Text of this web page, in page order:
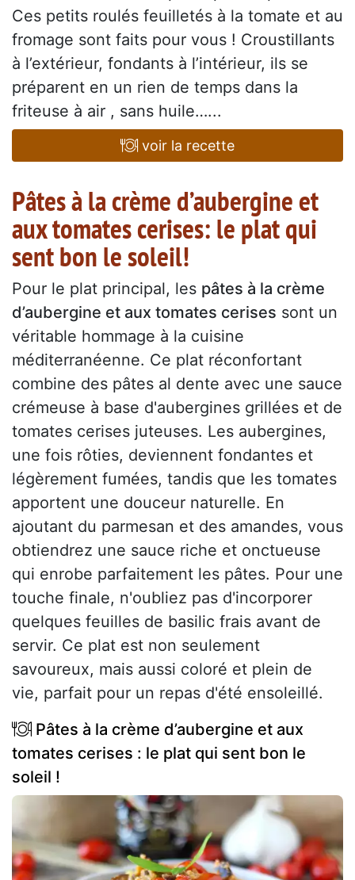
Ces petits roulés feuilletés à la tomate et au
fromage sont faits pour vous ! Croustillants
à l’extérieur, fondants à l’intérieur, ils se
préparent en un rien de temps dans la
friteuse à air , sans huile…...
voir la recette
Pâtes à la crème d’aubergine et
aux tomates cerises: le plat qui
sent bon le soleil!
Pour le plat principal, les pâtes à la crème
d’aubergine et aux tomates cerises sont un
véritable hommage à la cuisine
méditerranéenne. Ce plat réconfortant
combine des pâtes al dente avec une sauce
crémeuse à base d'aubergines grillées et de
tomates cerises juteuses. Les aubergines,
une fois rôties, deviennent fondantes et
légèrement fumées, tandis que les tomates
apportent une douceur naturelle. En
ajoutant du parmesan et des amandes, vous
obtiendrez une sauce riche et onctueuse
qui enrobe parfaitement les pâtes. Pour une
touche finale, n'oubliez pas d'incorporer
quelques feuilles de basilic frais avant de
servir. Ce plat est non seulement
savoureux, mais aussi coloré et plein de
vie, parfait pour un repas d'été ensoleillé.
Pâtes à la crème d’aubergine et aux
tomates cerises : le plat qui sent bon le
soleil !